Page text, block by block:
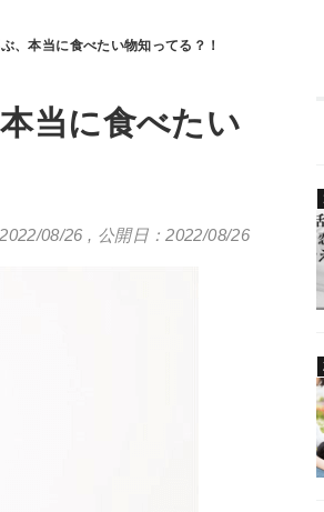
、本当に食べたい物知ってる？！
当に食べたい
08/26 , 公開日：2022/08/26